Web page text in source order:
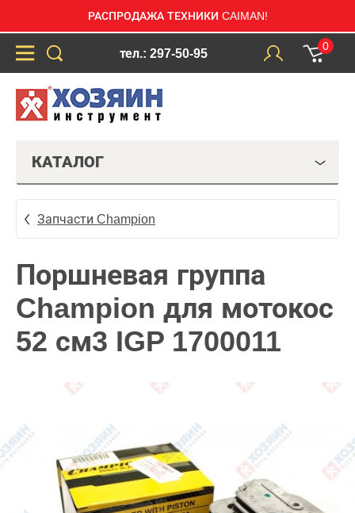
РАСПРОДАЖА ТЕХНИКИ CAIMAN!
тел.: 297-50-95
0
КАТАЛОГ
Запчасти Champion
Поршневая группа
Champion для мотокос
52 см3 IGP 1700011